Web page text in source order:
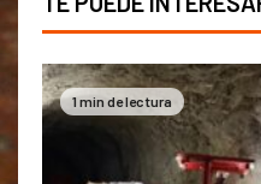
1 min de lectura